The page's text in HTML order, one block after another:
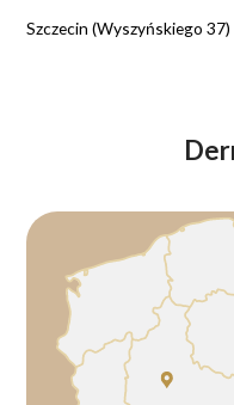
Szczecin (Wyszyńskiego 37)